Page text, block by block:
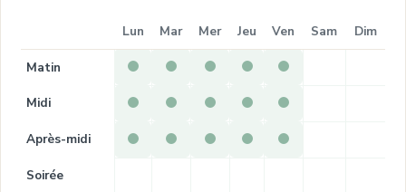
Lun Mar Mer Jeu Ven Sam Dim
Matin
Midi
Après-midi
Soirée